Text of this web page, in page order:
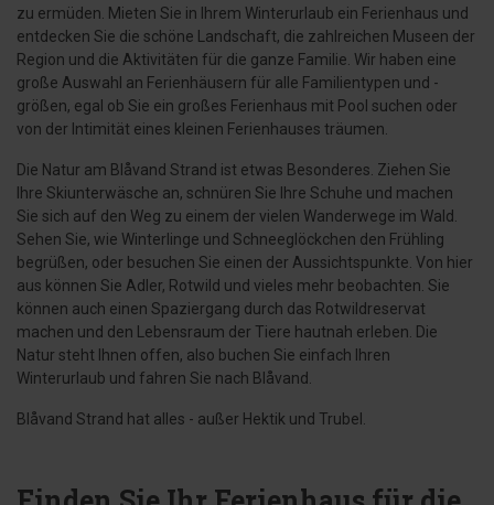
zu ermüden. Mieten Sie in Ihrem Winterurlaub ein Ferienhaus und
entdecken Sie die schöne Landschaft, die zahlreichen Museen der
Region und die Aktivitäten für die ganze Familie. Wir haben eine
große Auswahl an Ferienhäusern für alle Familientypen und -
größen, egal ob Sie ein großes Ferienhaus mit Pool suchen oder
von der Intimität eines kleinen Ferienhauses träumen.
Die Natur am Blåvand Strand ist etwas Besonderes. Ziehen Sie
Ihre Skiunterwäsche an, schnüren Sie Ihre Schuhe und machen
Sie sich auf den Weg zu einem der vielen Wanderwege im Wald.
Sehen Sie, wie Winterlinge und Schneeglöckchen den Frühling
begrüßen, oder besuchen Sie einen der Aussichtspunkte. Von hier
aus können Sie Adler, Rotwild und vieles mehr beobachten. Sie
können auch einen Spaziergang durch das Rotwildreservat
machen und den Lebensraum der Tiere hautnah erleben. Die
Natur steht Ihnen offen, also buchen Sie einfach Ihren
Winterurlaub und fahren Sie nach Blåvand.
Blåvand Strand hat alles - außer Hektik und Trubel.